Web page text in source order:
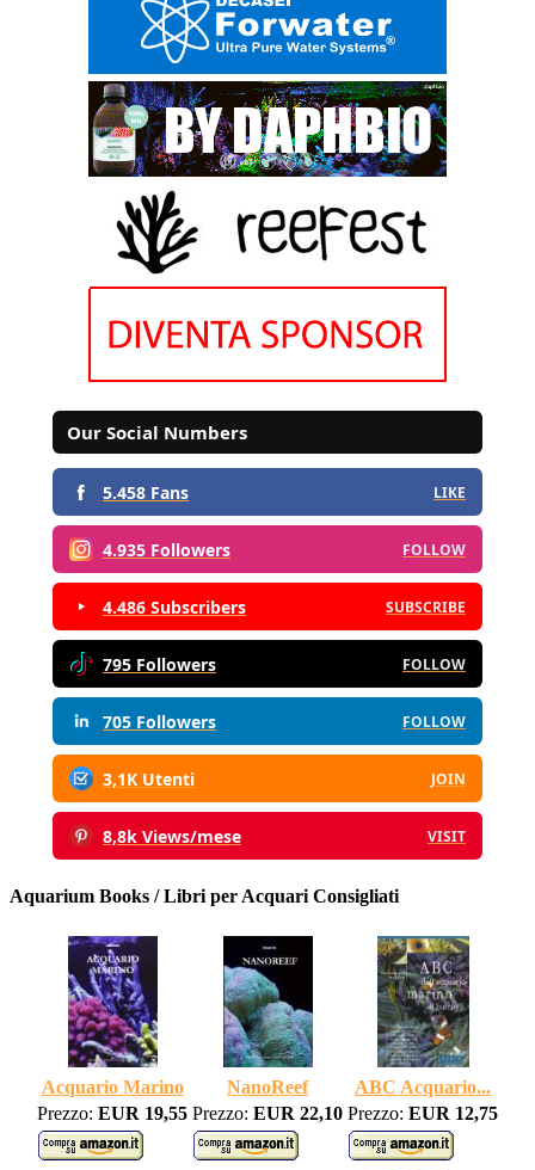
Our Social Numbers
5.458 Fans LIKE
4.935 Followers FOLLOW
4.486 Subscribers SUBSCRIBE
795 Followers FOLLOW
705 Followers FOLLOW
3,1K Utenti JOIN
8,8k Views/mese VISIT
Aquarium Books / Libri per Acquari Consigliati
Acquario Marino NanoReef
ABC Acquario...
Prezzo: EUR 19,55 Prezzo: EUR 22,10 Prezzo: EUR 12,75